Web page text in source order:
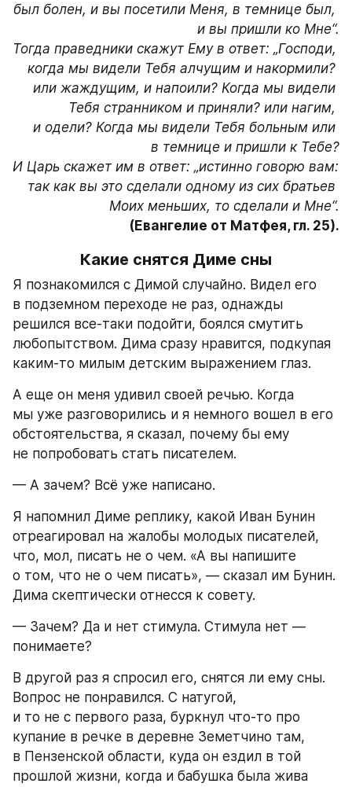
был болен, и вы посетили Меня, в темнице был,
и вы пришли ко Мне“.
Тогда праведники скажут Ему в ответ: „Господи,
когда мы видели Тебя алчущим и накормили?
или жаждущим, и напоили? Когда мы видели
Тебя странником и приняли? или нагим,
и одели? Когда мы видели Тебя больным или
в темнице и пришли к Тебе?
И Царь скажет им в ответ: „истинно говорю вам:
так как вы это сделали одному из сих братьев
(Евангелие от Матфея, гл. 25).
Какие снятся Диме сны
Я познакомился с Димой случайно. Видел его
в подземном переходе не раз, однажды
решился все-таки подойти, боялся смутить
любопытством. Дима сразу нравится, подкупая
каким-то милым детским выражением глаз.
А еще он меня удивил своей речью. Когда
мы уже разговорились и я немного вошел в его
обстоятельства, я сказал, почему бы ему
не попробовать стать писателем.
— А зачем? Всё уже написано.
Я напомнил Диме реплику, какой Иван Бунин
отреагировал на жалобы молодых писателей,
что, мол, писать не о чем. «А вы напишите
о том, что не о чем писать», — сказал им Бунин.
Дима скептически отнесся к совету.
— Зачем? Да и нет стимула. Стимула нет —
понимаете?
В другой раз я спросил его, снятся ли ему сны.
Вопрос не понравился. С натугой,
и то не с первого раза, буркнул что-то про
купание в речке в деревне Земетчино там,
в Пензенской области, куда он ездил в той
прошлой жизни, когда и бабушка была жива